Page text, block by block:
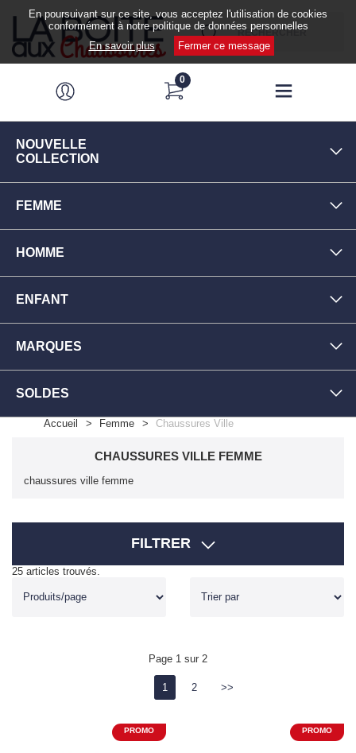
0
NOUVELLE
COLLECTION
FEMME
HOMME
ENFANT
MARQUES
SOLDES
Accueil Femme Chaussures Ville
CHAUSSURES VILLE FEMME
chaussures ville femme
FILTRER
25 articles trouvés.
Page 1 sur 2
1 2 >>
En poursuivant sur ce site, vous acceptez l'utilisation de cookies
conformément à notre politique de données personnelles
En savoir plus
Fermer ce message